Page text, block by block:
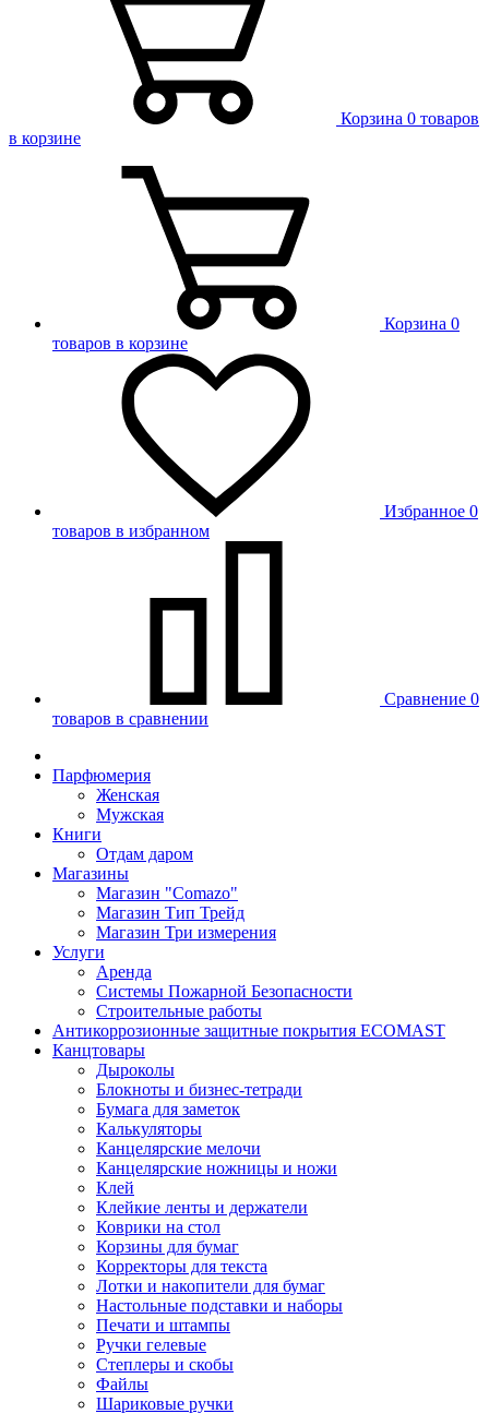
Корзина 0 товаров
в корзине
Корзина 0
товаров в корзине
Избранное 0
товаров в избранном
Сравнение 0
товаров в сравнении
Парфюмерия
Женская
Мужская
Книги
Отдам даром
Магазины
Магазин "Comazo"
Магазин Тип Трейд
Магазин Три измерения
Услуги
Аренда
Системы Пожарной Безопасности
Строительные работы
Антикоррозионные защитные покрытия ECOMAST
Канцтовары
Дыроколы
Блокноты и бизнес-тетради
Бумага для заметок
Калькуляторы
Канцелярские мелочи
Канцелярские ножницы и ножи
Клей
Клейкие ленты и держатели
Коврики на стол
Корзины для бумаг
Корректоры для текста
Лотки и накопители для бумаг
Настольные подставки и наборы
Печати и штампы
Ручки гелевые
Степлеры и скобы
Файлы
Шариковые ручки